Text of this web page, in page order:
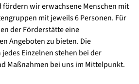
wir erwachsene Menschen mit
mit jeweils 6 Personen. Für
der Förderstätte eine
Angeboten zu bieten. Die
Einzelnen stehen bei der
Maßnahmen bei uns im Mittelpunkt.